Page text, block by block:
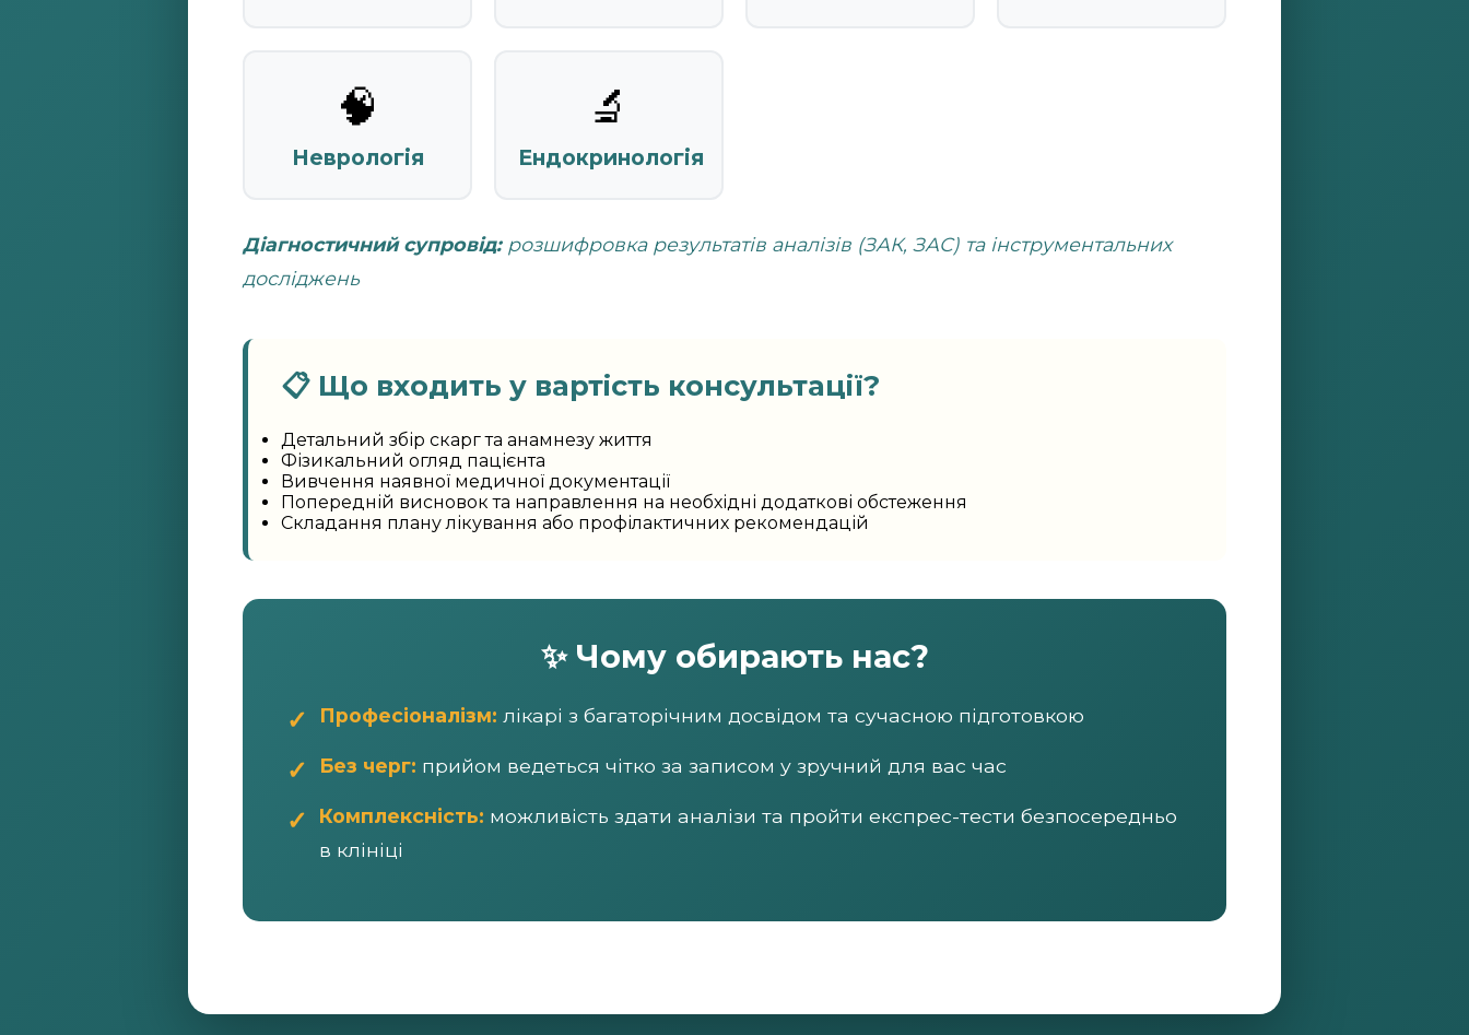
🧠
Неврологія
🔬
Ендокринологія
Діагностичний супровід:розшифровка результатів аналізів (ЗАК, ЗАС) та інструментальних
досліджень
📋 Що входить у вартість консультації?
Детальний збір скарг та анамнезу життя
Фізикальний огляд пацієнта
Вивчення наявної медичної документації
Попередній висновок та направлення на необхідні додаткові обстеження
Складання плану лікування або профілактичних рекомендацій
✨ Чому обирають нас?
Професіоналізм: лікарі з багаторічним досвідом та сучасною підготовкою
Без черг: прийом ведеться чітко за записом у зручний для вас час
Комплексність: можливість здати аналізи та пройти експрес-тести безпосередньо
в клініці